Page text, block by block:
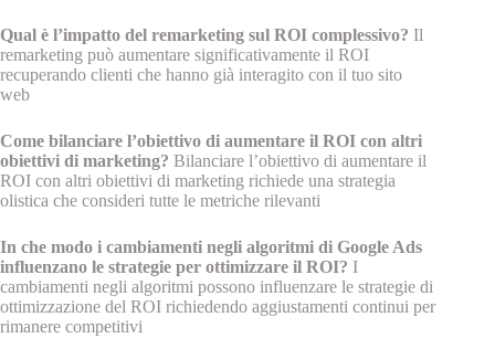
Qual è l’impatto del remarketing sul ROI complessivo? Il
remarketing può aumentare significativamente il ROI
recuperando clienti che hanno già interagito con il tuo sito
web
Come bilanciare l’obiettivo di aumentare il ROI con altri
obiettivi di marketing? Bilanciare l’obiettivo di aumentare il
ROI con altri obiettivi di marketing richiede una strategia
olistica che consideri tutte le metriche rilevanti
In che modo i cambiamenti negli algoritmi di Google Ads
influenzano le strategie per ottimizzare il ROI? I
cambiamenti negli algoritmi possono influenzare le strategie di
ottimizzazione del ROI richiedendo aggiustamenti continui per
rimanere competitivi